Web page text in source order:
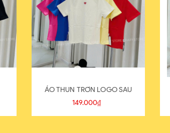
ÁO THUN TRƠN LOGO SAU
149.000₫